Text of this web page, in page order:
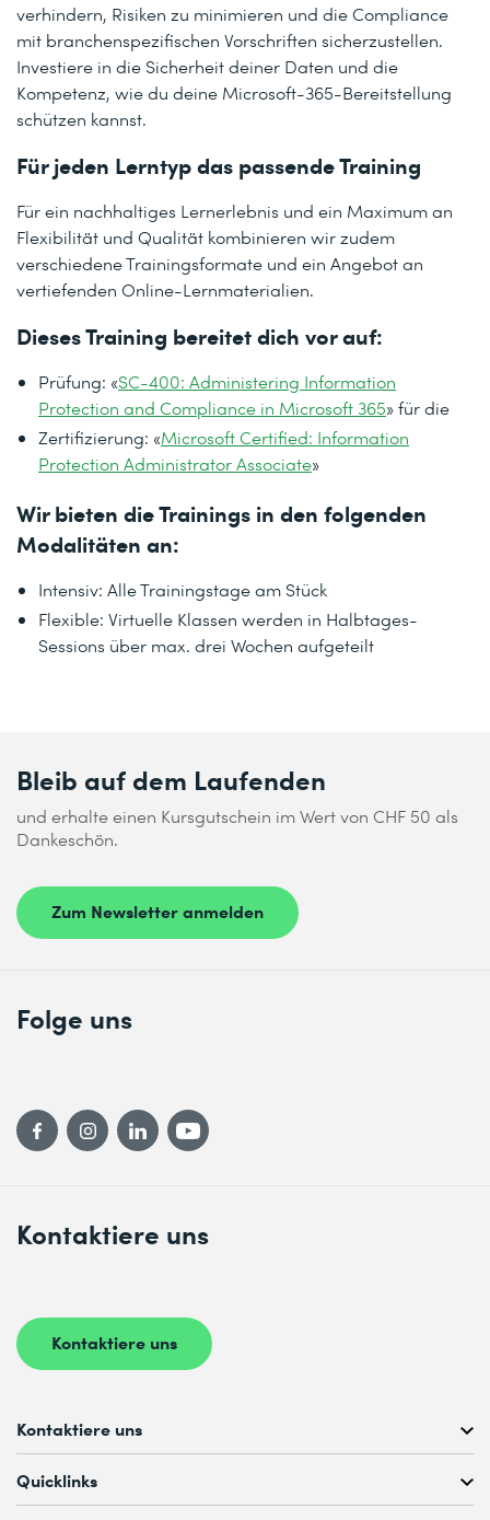
verhindern, Risiken zu minimieren und die Compliance
mit branchenspezifischen Vorschriften sicherzustellen.
Investiere in die Sicherheit deiner Daten und die
Kompetenz, wie du deine Microsoft-365-Bereitstellung
schützen kannst.
Für jeden Lerntyp das passende Training
Für ein nachhaltiges Lernerlebnis und ein Maximum an
Flexibilität und Qualität kombinieren wir zudem
verschiedene Trainingsformate und ein Angebot an
vertiefenden Online-Lernmaterialien.
Dieses Training bereitet dich vor auf:
Prüfung: «SC-400: Administering Information
Protection and Compliance in Microsoft 365» für die
Zertifizierung: «Microsoft Certified: Information
Protection Administrator Associate»
Wir bieten die Trainings in den folgenden
Modalitäten an:
Intensiv: Alle Trainingstage am Stück
Flexible: Virtuelle Klassen werden in Halbtages-
Sessions über max. drei Wochen aufgeteilt
Bleib auf dem Laufenden
und erhalte einen Kursgutschein im Wert von CHF 50 als
Dankeschön.
Zum Newsletter anmelden
Kontaktiere uns
Kontaktiere uns
Folge uns
Kontaktiere uns
Kostenlose Kursberatung unter
Quicklinks